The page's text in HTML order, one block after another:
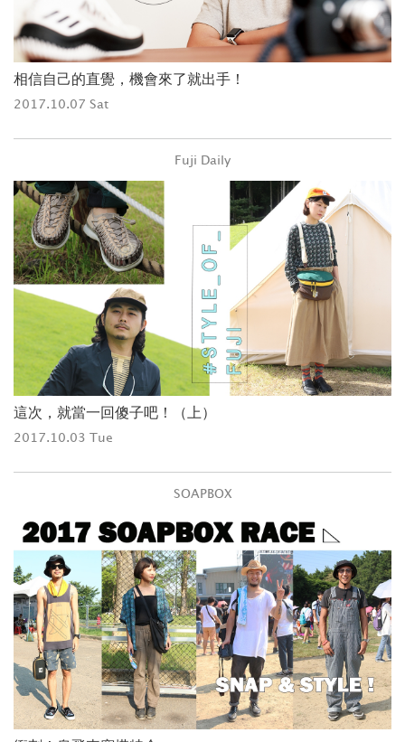
相信自己的直覺，機會來了就出手！
2017.10.07 Sat
Fuji Daily
這次，就當一回傻子吧！（上）
2017.10.03 Tue
SOAPBOX